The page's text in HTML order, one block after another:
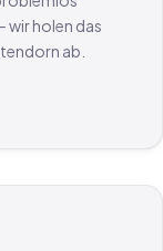
wir holen das
ab.